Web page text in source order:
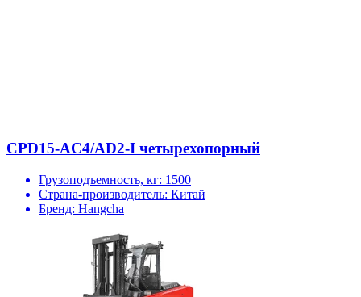
CPD15-AC4/AD2-I четырехопорный
Грузоподъемность, кг: 1500
Страна-производитель: Китай
Бренд: Hangcha